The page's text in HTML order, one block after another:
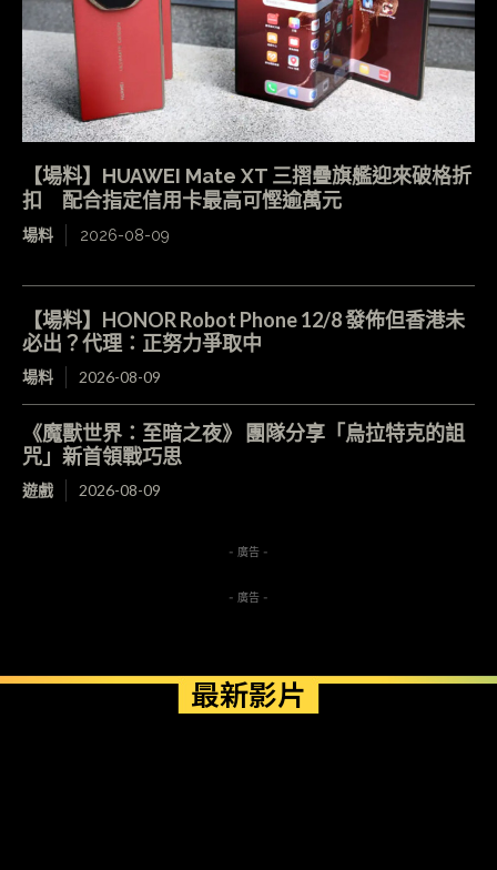
【場料】HUAWEI Mate XT 三摺疊旗艦迎來破格折
扣 配合指定信用卡最高可慳逾萬元
場料 2026-08-09
【場料】HONOR Robot Phone 12/8 發佈但香港未
必出？代理：正努力爭取中
場料 2026-08-09
《魔獸世界：至暗之夜》 團隊分享「烏拉特克的詛
咒」新首領戰巧思
遊戲 2026-08-09
- 廣告 -
- 廣告 -
最新影片